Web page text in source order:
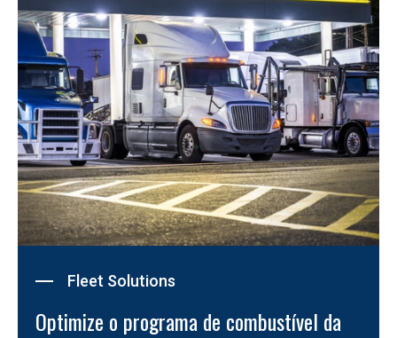
Fleet Solutions
Optimize o programa de combustível da